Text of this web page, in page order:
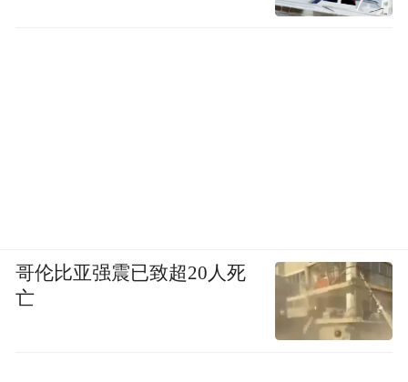
哥伦比亚强震已致超20人死
亡